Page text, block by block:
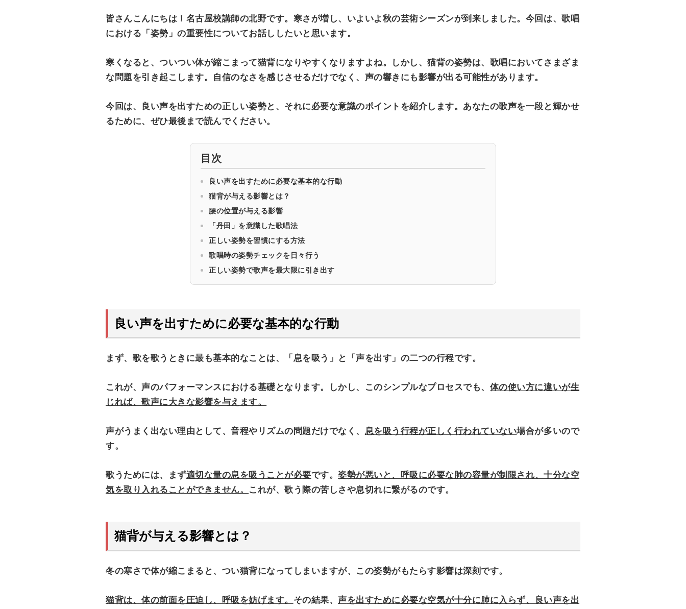
皆さんこんにちは！名古屋校講師の北野です。寒さが増し、いよいよ秋の芸術シーズンが到来しました。今回は、歌唱
における「姿勢」の重要性についてお話ししたいと思います。
寒くなると、ついつい体が縮こまって猫背になりやすくなりますよね。しかし、猫背の姿勢は、歌唱においてさまざま
な問題を引き起こします。自信のなさを感じさせるだけでなく、声の響きにも影響が出る可能性があります。
今回は、良い声を出すための正しい姿勢と、それに必要な意識のポイントを紹介します。あなたの歌声を一段と輝かせ
るために、ぜひ最後まで読んでください。
目次
良い声を出すために必要な基本的な行動
猫背が与える影響とは？
腰の位置が与える影響
「丹田」を意識した歌唱法
正しい姿勢を習慣にする方法
歌唱時の姿勢チェックを日々行う
正しい姿勢で歌声を最大限に引き出す
良い声を出すために必要な基本的な行動
まず、歌を歌うときに最も基本的なことは、「息を吸う」と「声を出す」の二つの行程です。
これが、声のパフォーマンスにおける基礎となります。しかし、このシンプルなプロセスでも、 体の使い方に違いが生
じれば、歌声に大きな影響を与えます。
声がうまく出ない理由として、音程やリズムの問題だけでなく、 息を吸う行程が正しく行われていない場合が多いので
す。
歌うためには、まず適切な量の息を吸うことが必要です。姿勢が悪いと、呼吸に必要な肺の容量が制限され、十分な空
気を取り入れることができません。 これが、歌う際の苦しさや息切れに繋がるのです。
猫背が与える影響とは？
冬の寒さで体が縮こまると、つい猫背になってしまいますが、この姿勢がもたらす影響は深刻です。
猫背は、体の前面を圧迫し、呼吸を妨げます。 その結果、声を出すために必要な空気が十分に肺に入らず、良い声を出